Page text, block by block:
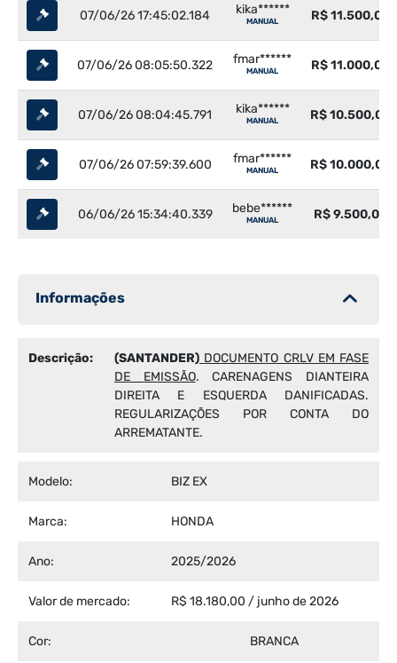
07/06/26 17:45:02.184 kika******
MANUAL R$ 11.500,00
07/06/26 08:05:50.322 fmar******
MANUAL R$ 11.000,00
07/06/26 08:04:45.791 kika******
MANUAL R$ 10.500,00
07/06/26 07:59:39.600 fmar******
MANUAL R$ 10.000,00
06/06/26 15:34:40.339 bebe******
MANUAL R$ 9.500,00
Informações
Descrição: (SANTANDER) DOCUMENTO CRLV EM FASE
DE EMISSÃO. CARENAGENS DIANTEIRA
DIREITA E ESQUERDA DANIFICADAS.
REGULARIZAÇÕES POR CONTA DO
ARREMATANTE.
Modelo: BIZ EX
Marca: HONDA
Ano: 2025/2026
Valor de mercado: R$ 18.180,00 / junho de 2026
Cor: BRANCA